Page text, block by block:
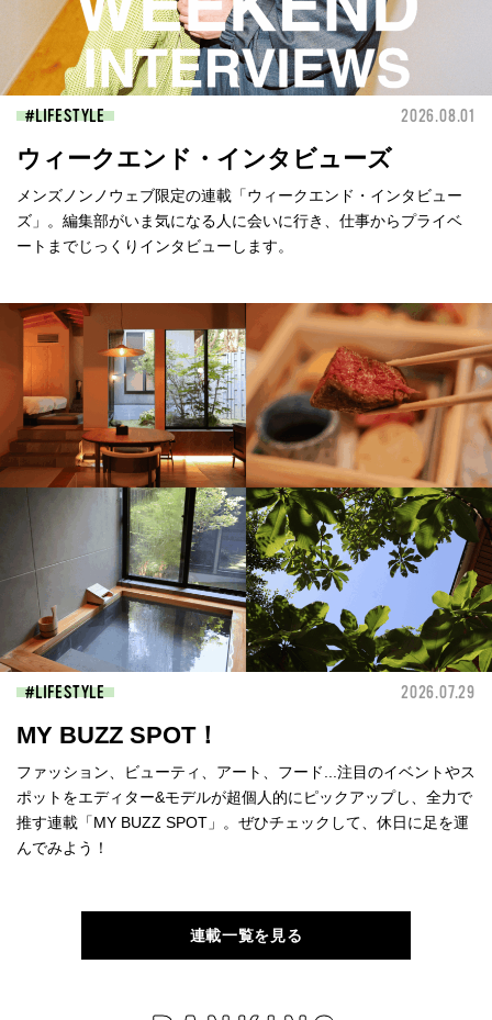
LIFESTYLE 2026.08.01
ウィークエンド・インタビューズ
メンズノンノウェブ限定の連載「ウィークエンド・インタビュー
ズ」。編集部がいま気になる人に会いに行き、仕事からプライベ
ートまでじっくりインタビューします。
LIFESTYLE 2026.07.29
MY BUZZ SPOT！
ファッション、ビューティ、アート、フード...注目のイベントやス
ポットをエディター&モデルが超個人的にピックアップし、全力で
推す連載「MY BUZZ SPOT」。ぜひチェックして、休日に足を運
んでみよう！
連載一覧を見る